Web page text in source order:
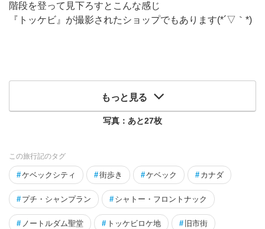
階段を登って見下ろすとこんな感じ
『トッケビ』が撮影されたショップでもあります(*´▽｀*)
もっと見る
写真：あと27枚
この旅行記のタグ
#ケベックシティ #街歩き #ケベック # カナダ
# プチ・シャンプラン # シャトー・フロントナック
# ノートルダム聖堂 # トッケビロケ地 # 旧市街